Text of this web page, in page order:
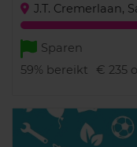
J.T. Cremerlaan,
Sparen
59% bereikt € 235